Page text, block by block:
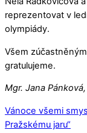
reprezentovat v
olympiády.
Všem
gratulujeme.
Mgr. Jana
Vánoce všemi
Pražskému jaru“